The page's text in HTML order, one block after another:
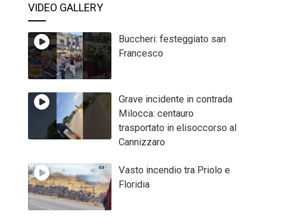
VIDEO GALLERY
Buccheri: festeggiato san
Francesco
Grave incidente in contrada
Milocca: centauro
trasportato in elisoccorso al
Cannizzaro
Vasto incendio tra Priolo e
Floridia